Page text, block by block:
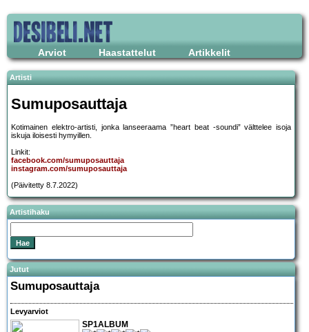
Arviot Haastattelut Artikkelit
Artisti
Sumuposauttaja
Kotimainen elektro-artisti, jonka lanseeraama ”heart beat -soundi” välttelee isoja
iskuja iloisesti hymyillen.
Linkit:
facebook.com/sumuposauttaja
instagram.com/sumuposauttaja
(Päivitetty 8.7.2022)
Artistihaku
Jutut
Sumuposauttaja
Levyarviot
SP1ALBUM